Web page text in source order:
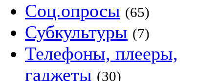
Соц.опросы (65)
Субкультуры (7)
Телефоны, плееры,
гаджеты (30)